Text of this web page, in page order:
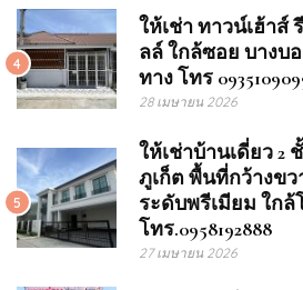
4
ให้เช่า ทาวน์เฮ้าส์
ลล์ ใกล้ซอย บางบ
ทาง โทร
28 เมษายน 2026
5
ให้เช่าบ้านเดี่ยว 2
ภูเก็ต พื้นที่กว้างข
ระดับพรีเมียม ใก
โทร.0958192888
27 เมษายน 2026